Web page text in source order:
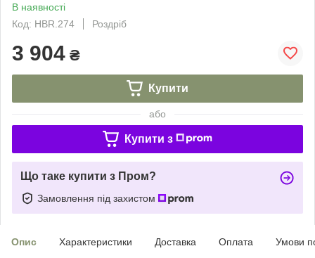
В наявності
Код: HBR.274
Роздріб
3 904 ₴
Купити
або
Купити з
Що таке купити з Пром?
Замовлення під захистом
Опис Характеристики Доставка Оплата Умови